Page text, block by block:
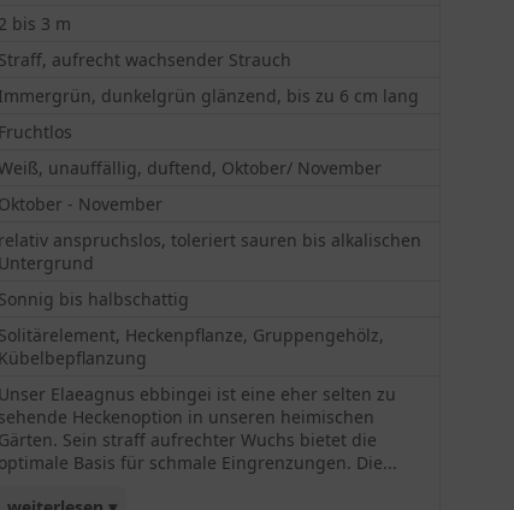
2 bis 3 m
Straff, aufrecht wachsender Strauch
Immergrün, dunkelgrün glänzend, bis zu 6 cm lang
Fruchtlos
unauffällig, duftend, Oktober/ November
Oktober - November
relativ anspruchslos, toleriert sauren bis alkalischen
Untergrund
Sonnig bis halbschattig
Solitärelement, Heckenpflanze, Gruppengehölz,
Kübelbepflanzung
Unser Elaeagnus ebbingei ist eine eher selten zu
sehende Heckenoption in unseren heimischen
Gärten. Sein straff aufrechter Wuchs bietet die
optimale Basis für schmale Eingrenzungen. Die...